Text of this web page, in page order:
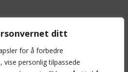
ditt
for å forbedre
vise personlig tilpassede